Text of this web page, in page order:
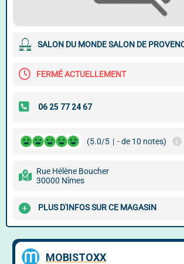
SALON DU MONDE SALON DE
FERMÉ ACTUELLEMENT
(5.0/5 | - de 10 notes)
Rue Hélène Boucher
30000 Nîmes
PLUS D'INFOS SUR CE MAGASIN